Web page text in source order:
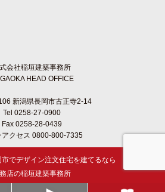
会社稲垣建築事務所
HEAD OFFICE
新潟県長岡市古正寺2-14
Tel 0258-27-0900
Fax 0258-28-0439
アクセス 0800-800-7335
市でデザイン注文住宅を建てるなら
店の稲垣建築事務所